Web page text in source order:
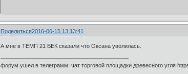
Поделиться2016-06-15 13:13:41
А мне в ТЕМП 21 ВЕК сказали что Оксана уволилась.
форум ушел в телеграмм: чат торговой площадки древесного угля